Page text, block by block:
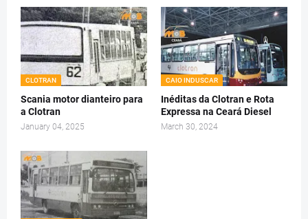
CLOTRAN
Scania motor dianteiro para
a Clotran
January 04, 2025
CAIO INDUSCAR
Inéditas da Clotran e Rota
Expressa na Ceará Diesel
March 30, 2024